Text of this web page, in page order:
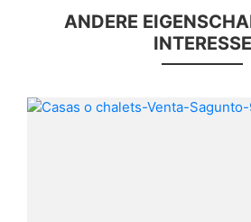
ANDERE
INTERESSE